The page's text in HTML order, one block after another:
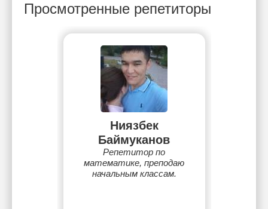
Просмотренные репетиторы
Ниязбек
Баймуканов
Репетитор по
математике, преподаю
начальным классам.